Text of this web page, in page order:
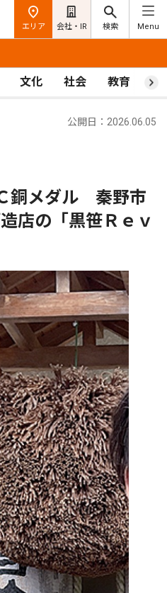
エリア 会社・IR 検索 Menu
文化 社会 教育 ス
公開日：2026.06.05
銅メダル 秦野市
店の「黒笹Ｒｅｖ